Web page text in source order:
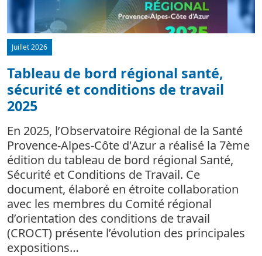
Juillet 2026
Tableau de bord régional santé,
sécurité et conditions de travail
2025
En 2025, l’Observatoire Régional de la Santé
Provence-Alpes-Côte d'Azur a réalisé la 7ème
édition du tableau de bord régional Santé,
Sécurité et Conditions de Travail. Ce
document, élaboré en étroite collaboration
avec les membres du Comité régional
d’orientation des conditions de travail
(CROCT) présente l’évolution des principales
expositions…